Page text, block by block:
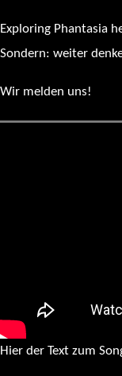
Exploring Phantasia
Sondern: weiter
Wir melden uns!
Hier der Text zum